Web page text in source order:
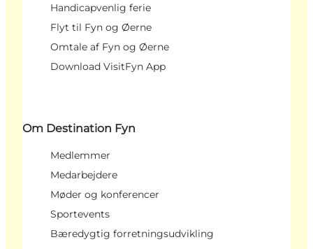
Handicapvenlig ferie
Flyt til Fyn og Øerne
Omtale af Fyn og Øerne
Download VisitFyn App
Om Destination Fyn
Medlemmer
Medarbejdere
Møder og konferencer
Sportevents
Bæredygtig forretningsudvikling